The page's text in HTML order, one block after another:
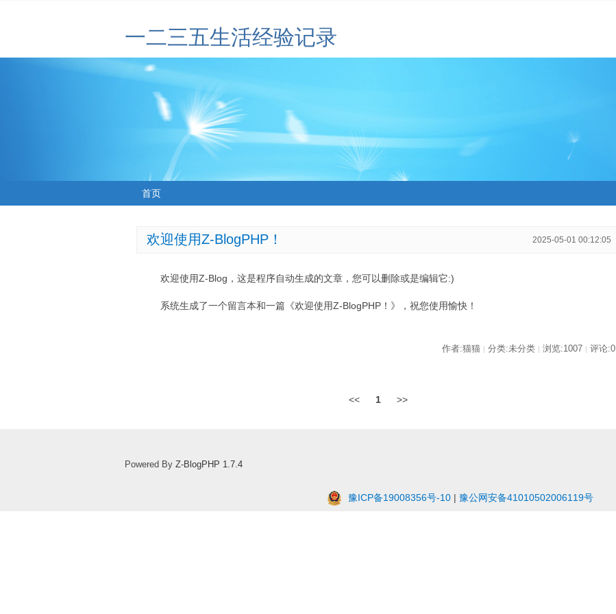
一二三五生活经验记录
首页
欢迎使用Z-BlogPHP！ 2025-05-01 00:12:05
欢迎使用Z-Blog，这是程序自动生成的文章，您可以删除或是编辑它:)
系统生成了一个留言本和一篇《欢迎使用Z-BlogPHP！》，祝您使用愉快！
作者:猫猫 | 分类:未分类 | 浏览:1007 | 评论:0
<< 1 >>
Powered By Z-BlogPHP 1.7.4
豫ICP备19008356号-10 | 豫公网安备41010502006119号